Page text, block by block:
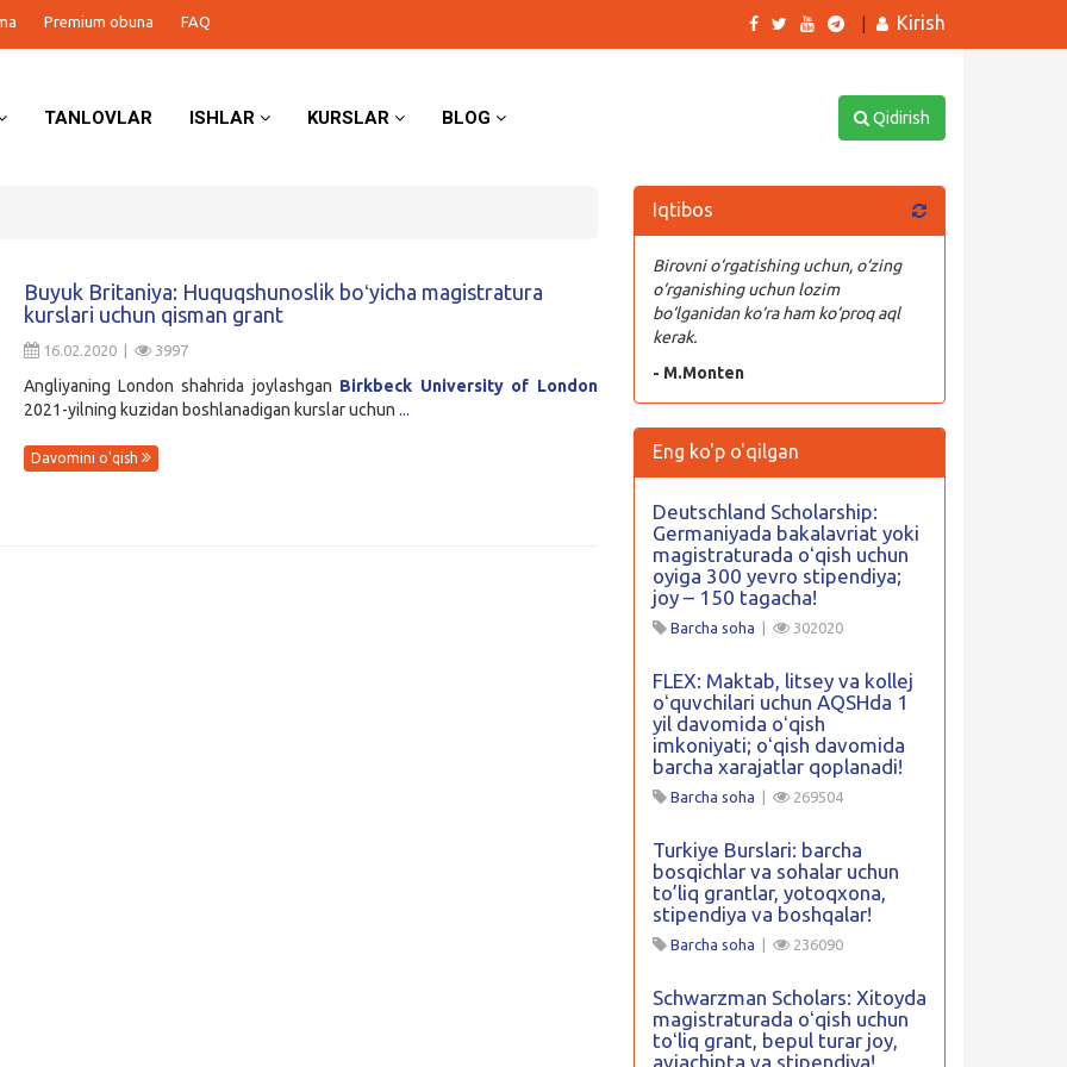
Premium obuna FAQ Kirish
TANLOVLAR ISHLAR KURSLAR BLOG Qidirish
Buyuk Britaniya: Huquqshunoslik boʻyicha magistratura
kurslari uchun qisman grant
16.02.2020 | 3997
Angliyaning London shahrida joylashgan Birkbeck University of London
2021-yilning kuzidan boshlanadigan kurslar uchun ...
Davomini o'qish
Iqtibos
Birovni o‘rgatishing uchun, o‘zing
o‘rganishing uchun lozim
bo‘lganidan ko‘ra ham ko‘proq aql
kerak.
- M.Monten
Eng ko'p o'qilgan
Deutschland Scholarship:
Germaniyada bakalavriat yoki
magistraturada oʻqish uchun
oyiga 300 yevro stipendiya;
joy – 150 tagacha!
Barcha soha 302020
FLEX: Maktab, litsey va kollej
oʻquvchilari uchun AQSHda 1
yil davomida oʻqish
imkoniyati; oʻqish davomida
barcha xarajatlar qoplanadi!
Barcha soha 269504
Turkiye Burslari: barcha
bosqichlar va sohalar uchun
to’liq grantlar, yotoqxona,
stipendiya va boshqalar!
Barcha soha 236090
Schwarzman Scholars: Xitoyda
magistraturada oʻqish uchun
toʻliq grant, bepul turar joy,
aviachipta va stipendiya!